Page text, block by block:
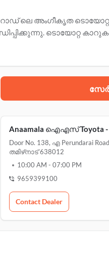
ലെ അംഗീകൃത
ടൊയോറ്റ
Anaamala ഐഎസ് Toyota -
Door No. 138, എ Perundarai
തമിഴ്‌നാട് 638012
10:00 AM -07:00 PM
9659399100
Contact Dealer